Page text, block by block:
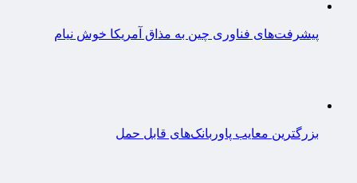
پیشرفت‌های فناوری چین به مذاق آمریکا خوش نیام
بزرگترین معایب پاوربانک‌های قابل حمل